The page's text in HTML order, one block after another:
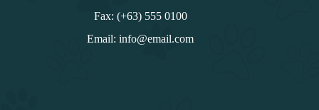
Fax: (+63) 555 0100
Email: info@email.com